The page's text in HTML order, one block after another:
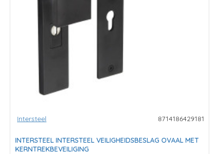
Intersteel 8714186429181
INTERSTEEL INTERSTEEL VEILIGHEIDSBESLAG OVAAL MET
KERNTREKBEVEILIGING